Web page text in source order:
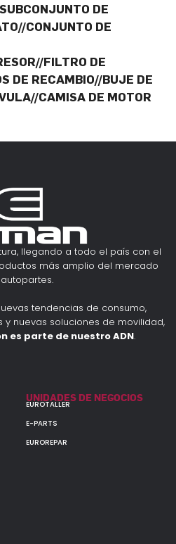
DE
CONJUNTO DE
FILTRO DE
DE RECAMBIO//BUJE DE
CAMISA DE MOTOR
llegando a todo el país con el
más amplio del mercado
tendencias de consumo,
nuevas soluciones de movilidad,
es parte de nuestro ADN.
UNIDADES DE NEGOCIOS
EUROTALLER
E-PARTS
EUROREPAR